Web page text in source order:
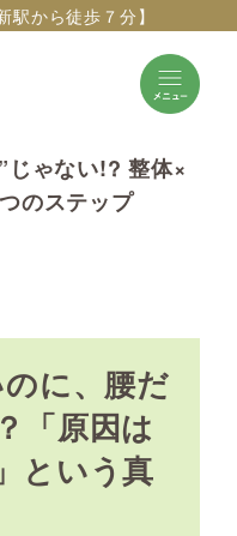
駅から徒歩７分】
じゃない!? 整体×
のステップ
に、腰だ
「原因は
という真